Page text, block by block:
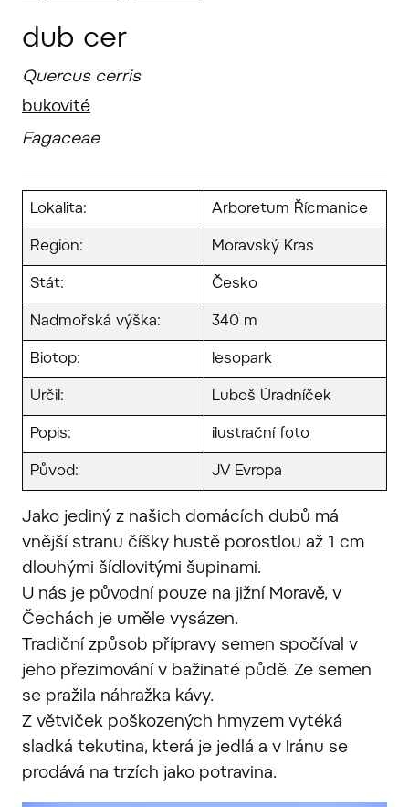
dub cer
Quercus cerris
bukovité
Fagaceae
Lokalita: Arboretum Řícmanice
Region: Moravský Kras
Stát: Česko
Nadmořská výška: 340 m
Biotop: lesopark
Určil: Luboš Úradníček
Popis: ilustrační foto
Původ: JV Evropa
Jako jediný z našich domácích dubů má
vnější stranu číšky hustě porostlou až 1 cm
dlouhými šídlovitými šupinami.
U nás je původní pouze na jižní Moravě, v
Čechách je uměle vysázen.
Tradiční způsob přípravy semen spočíval v
jeho přezimování v bažinaté půdě. Ze semen
se pražila náhražka kávy.
Z větviček poškozených hmyzem vytéká
sladká tekutina, která je jedlá a v Iránu se
prodává na trzích jako potravina.